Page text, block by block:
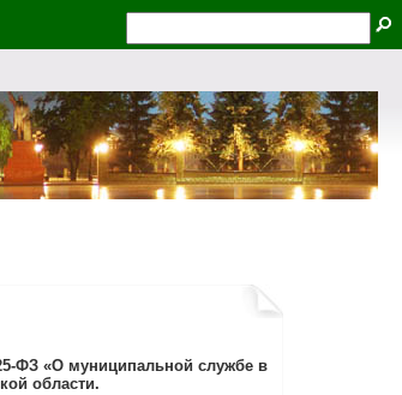
ФЗ «О муниципальной службе в
области.